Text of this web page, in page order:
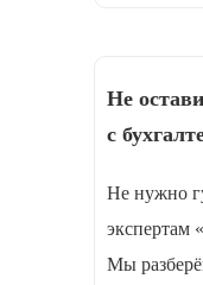
Не
с
Не нужно
экспертам
Мы